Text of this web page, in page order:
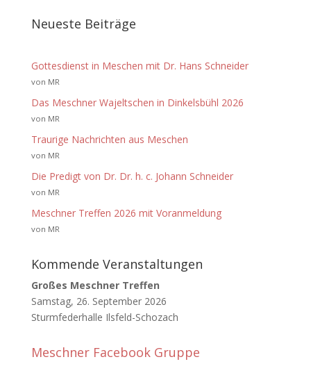
Neueste Beiträge
Gottesdienst in Meschen mit Dr. Hans Schneider
von MR
Das Meschner Wajeltschen in Dinkelsbühl 2026
von MR
Traurige Nachrichten aus Meschen
von MR
Die Predigt von Dr. Dr. h. c. Johann Schneider
von MR
Meschner Treffen 2026 mit Voranmeldung
von MR
Kommende Veranstaltungen
Großes Meschner Treffen
Samstag, 26. September 2026
Sturmfederhalle Ilsfeld-Schozach
Meschner Facebook Gruppe